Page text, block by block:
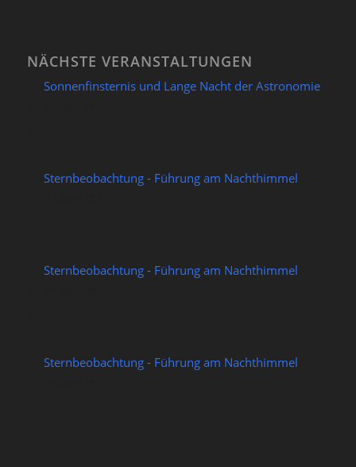
NÄCHSTE VERANSTALTUNGEN
Sonnenfinsternis und Lange Nacht der Astronomie
Sternbeobachtung - Führung am Nachthimmel
Sternbeobachtung - Führung am Nachthimmel
Sternbeobachtung - Führung am Nachthimmel